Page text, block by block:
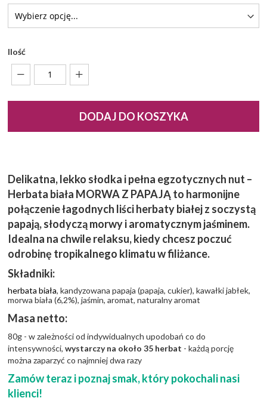
Ilość
DODAJ DO KOSZYKA
Delikatna, lekko słodka i pełna egzotycznych nut –
Herbata biała MORWA Z PAPAJĄ to harmonijne
połączenie łagodnych liści herbaty białej z soczystą
papają, słodyczą morwy i aromatycznym jaśminem.
Idealna na chwile relaksu, kiedy chcesz poczuć
odrobinę tropikalnego klimatu w filiżance.
Składniki:
herbata biała, kandyzowana papaja (papaja, cukier), kawałki jabłek,
morwa biała (6,2%), jaśmin, aromat, naturalny aromat
Masa netto:
80g - w zależności od indywidualnych upodobań co do
intensywności,wystarczy na około 35 herbat - każdą porcję
można zaparzyć co najmniej dwa razy
Zamów teraz i poznaj smak, który pokochali nasi
klienci!